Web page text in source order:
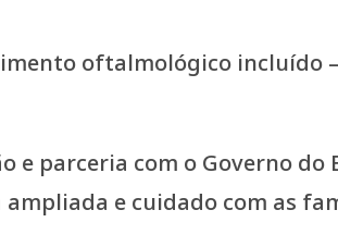
oftalmológico
parceria com o Governo
e cuidado com as